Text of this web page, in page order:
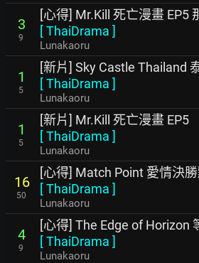
3
9
[心得] Mr.Kill 死亡漫畫 EP5
[ThaiDrama ]
Lunakaoru
1
5
[新片] Sky Castle Thailand
[ThaiDrama ]
Lunakaoru
1
5
[新片] Mr.Kill 死亡漫畫 EP5
[ThaiDrama ]
Lunakaoru
16
50
[心得] Match Point 愛情決
[ThaiDrama ]
Lunakaoru
4
9
[心得] The Edge of Horizon
[ThaiDrama ]
Lunakaoru